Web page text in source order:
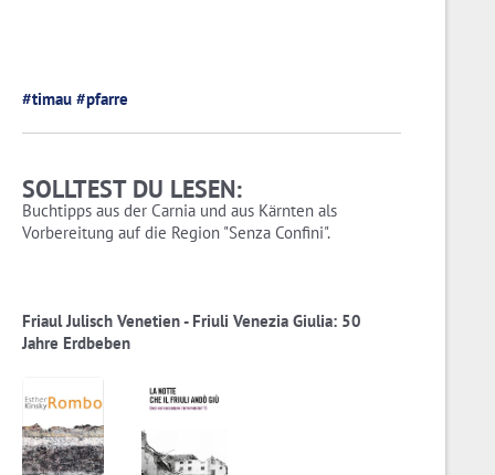
#timau #pfarre
SOLLTEST DU LESEN:
Buchtipps aus der Carnia und aus Kärnten als
Vorbereitung auf die Region "Senza Confini".
Friaul Julisch Venetien - Friuli Venezia Giulia: 50
Jahre Erdbeben